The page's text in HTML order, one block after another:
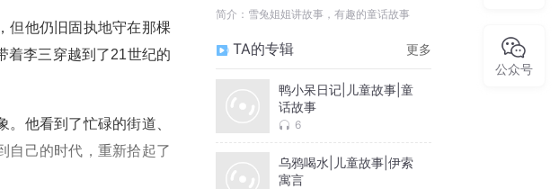
但他仍旧固执地守在那棵
着李三穿越到了21世纪的
他看到了忙碌的街道、
自己的时代，重新拾起了
简介： 雪兔姐姐讲故事，有趣的童话故事
TA的专辑 更多
鸭小呆日记|儿童故事|童
话故事
6
乌鸦喝水|儿童故事|伊索
寓言
公众号